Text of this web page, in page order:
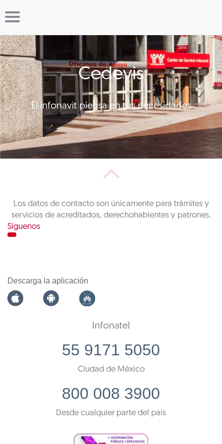
Cedevis
El infonavit piensa en tus necesidades
Los datos de contacto son únicamente para trámites y
servicios de acreditados, derechohabientes y patrones.
Síguenos
Descarga la aplicación
Infonatel
55 9171 5050
Ciudad de México
800 008 3900
Desde cualquier parte del país